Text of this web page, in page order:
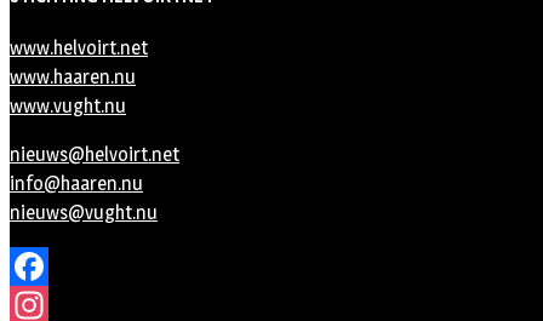
www.helvoirt.net
www.haaren.nu
www.vught.nu
nieuws@helvoirt.net
info@haaren.nu
nieuws@vught.nu
Facebook